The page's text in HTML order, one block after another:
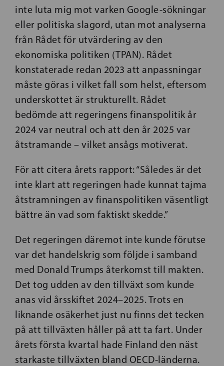
inte luta mig mot varken Google-sökningar
eller politiska slagord, utan mot analyserna
från Rådet för utvärdering av den
ekonomiska politiken (TPAN). Rådet
konstaterade redan 2023 att anpassningar
måste göras i vilket fall som helst, eftersom
underskottet är strukturellt. Rådet
bedömde att regeringens finanspolitik år
2024 var neutral och att den år 2025 var
åtstramande – vilket ansågs motiverat.
För att citera årets rapport: “Således är det
inte klart att regeringen hade kunnat tajma
åtstramningen av finanspolitiken väsentligt
bättre än vad som faktiskt skedde.”
Det regeringen däremot inte kunde förutse
var det handelskrig som följde i samband
med Donald Trumps återkomst till makten.
Det tog udden av den tillväxt som kunde
anas vid årsskiftet 2024–2025. Trots en
liknande osäkerhet just nu finns det tecken
på att tillväxten håller på att ta fart. Under
årets första kvartal hade Finland den näst
starkaste tillväxten bland OECD-länderna.